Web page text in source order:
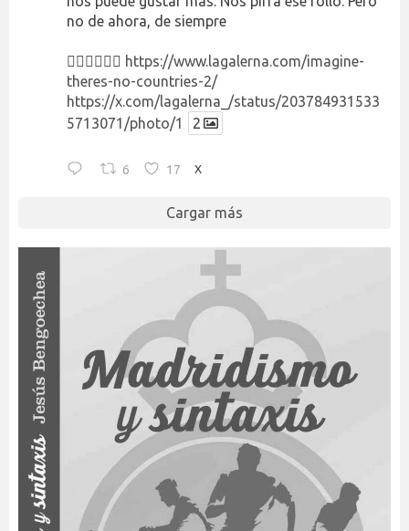
no de ahora, de siempre
👉🏻👉🏻👉🏻 https://www.lagalerna.com/imagine-
theres-no-countries-2/
https://x.com/lagalerna_/status/203784931533
5713071/photo/1
2
6 17 X
Cargar más